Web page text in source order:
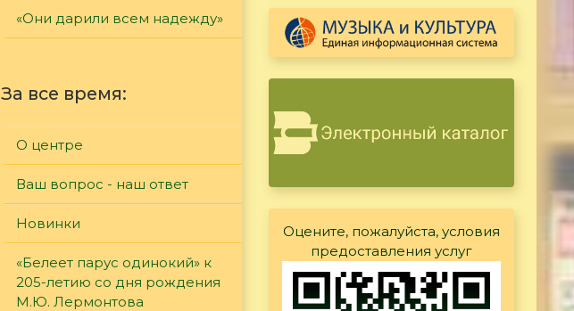
«Они дарили всем надежду»
За все время:
О центре
Ваш вопрос - наш ответ
Новинки
«Белеет парус одинокий» к
205-летию со дня рождения
М.Ю. Лермонтова
Оцените, пожалуйста, условия
предоставления услуг